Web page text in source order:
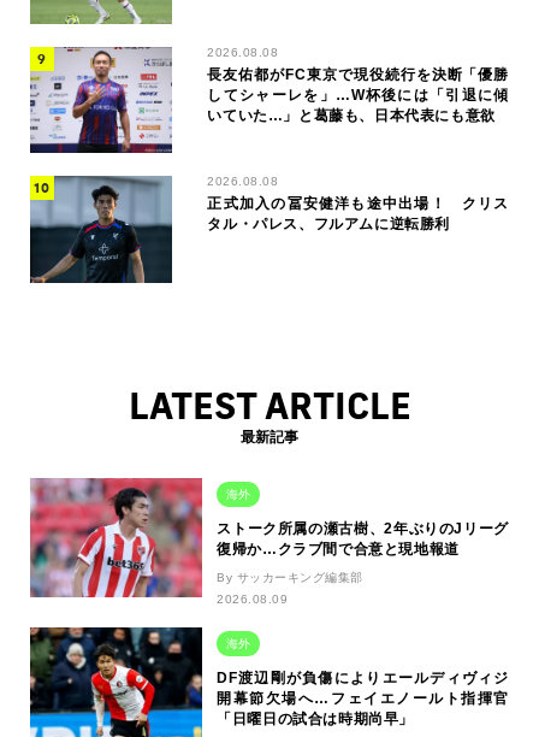
2026.08.08
長友佑都がFC東京で現役続行を決断「優勝
してシャーレを」…W杯後には「引退に傾
いていた…」と葛藤も、日本代表にも意欲
2026.08.08
正式加入の冨安健洋も途中出場！ クリス
タル・パレス、フルアムに逆転勝利
LATEST ARTICLE
最新記事
海外
ストーク所属の瀬古樹、2年ぶりのJリーグ
復帰か…クラブ間で合意と現地報道
By サッカーキング編集部
2026.08.09
海外
DF渡辺剛が負傷によりエールディヴィジ
開幕節欠場へ…フェイエノールト指揮官
「日曜日の試合は時期尚早」